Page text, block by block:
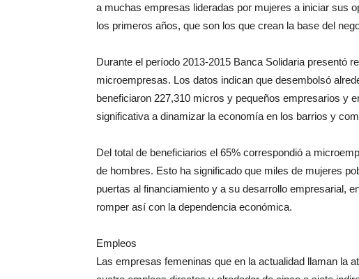
a muchas empresas lideradas por mujeres a iniciar sus
los primeros años, que son los que crean la base del
Durante el período 2013-2015 Banca Solidaria presentó
microempresas. Los datos indican que desembolsó
beneficiaron 227,310 micros y pequeños empresarios y
significativa a dinamizar la economía en los barrios y
Del total de beneficiarios el 65% correspondió a
de hombres. Esto ha significado que miles de mujeres
puertas al financiamiento y a su desarrollo empresarial,
romper así con la dependencia económica.
Empleos
Las empresas femeninas que en la actualidad llaman la